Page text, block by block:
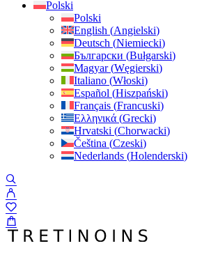
Polski
Polski
English (Angielski)
Deutsch (Niemiecki)
Български (Bułgarski)
Magyar(Węgierski)
Italiano (Włoski)
Español (Hiszpański)
Français (Francuski)
Ελληνικά (Grecki)
Hrvatski (Chorwacki)
Čeština (Czeski)
Nederlands (Holenderski)